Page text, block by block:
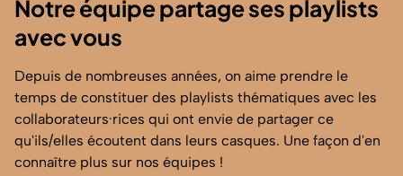
Notre équipe partage ses playlists
avec vous
Depuis de nombreuses années, on aime prendre le
temps de constituer des playlists thématiques avec les
collaborateurs·rices qui ont envie de partager ce
qu'ils/elles écoutent dans leurs casques. Une façon d'en
connaître plus sur nos équipes !